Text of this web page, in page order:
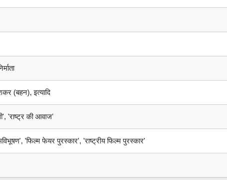
(बहन), इत्यादि
'राष्ट्र की आवाज'
'फिल्म फेयर पुरस्कार', 'राष्ट्रीय फिल्म पुरस्कार'